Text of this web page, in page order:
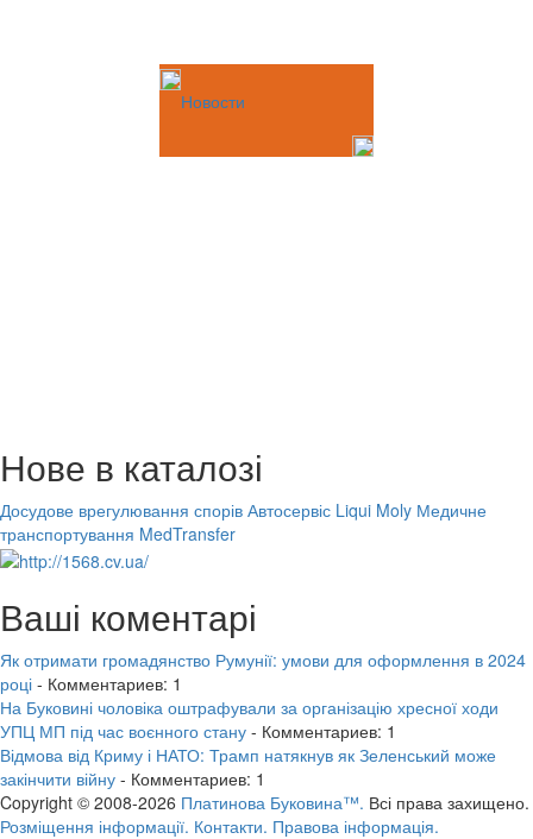
Новости
Нове в каталозі
Досудове врегулювання спорів Автосервіс Liqui Moly Медичне
транспортування MedTransfer
Ваші коментарі
Як отримати громадянство Румунії: умови для оформлення в 2024
році - Комментариев: 1
На Буковині чоловіка оштрафували за організацію хресної ходи
УПЦ МП під час воєнного стану - Комментариев: 1
Відмова від Криму і НАТО: Трамп натякнув як Зеленський може
закінчити війну - Комментариев: 1
Copyright © 2008-2026 Платинова Буковина™. Всі права захищено.
Розміщення інформації. Контакти. Правова інформація.